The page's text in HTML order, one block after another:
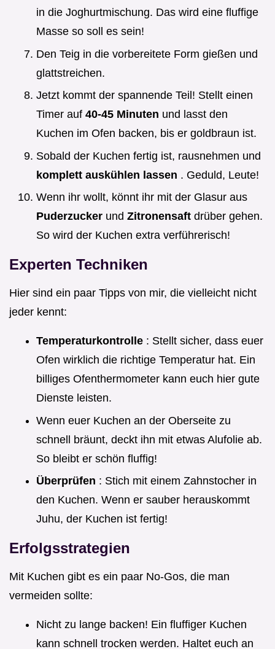
in die Joghurtmischung. Das wird eine fluffige
Masse so soll es sein!
Den Teig in die vorbereitete Form gießen und
glattstreichen.
Jetzt kommt der spannende Teil! Stellt einen
Timer auf 40-45 Minuten und lasst den
Kuchen im Ofen backen, bis er goldbraun ist.
Sobald der Kuchen fertig ist, rausnehmen und
komplett auskühlen lassen . Geduld, Leute!
Wenn ihr wollt, könnt ihr mit der Glasur aus
Puderzucker und Zitronensaft drüber gehen.
So wird der Kuchen extra verführerisch!
Experten Techniken
Hier sind ein paar Tipps von mir, die vielleicht nicht
jeder kennt:
Temperaturkontrolle : Stellt sicher, dass euer
Ofen wirklich die richtige Temperatur hat. Ein
billiges Ofenthermometer kann euch hier gute
Dienste leisten.
Wenn euer Kuchen an der Oberseite zu
schnell bräunt, deckt ihn mit etwas Alufolie ab.
So bleibt er schön fluffig!
Überprüfen : Stich mit einem Zahnstocher in
den Kuchen. Wenn er sauber herauskommt
Juhu, der Kuchen ist fertig!
Erfolgsstrategien
Mit Kuchen gibt es ein paar No-Gos, die man
vermeiden sollte:
Nicht zu lange backen! Ein fluffiger Kuchen
kann schnell trocken werden. Haltet euch an